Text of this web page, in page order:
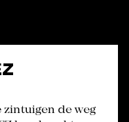
zintuigen de weg